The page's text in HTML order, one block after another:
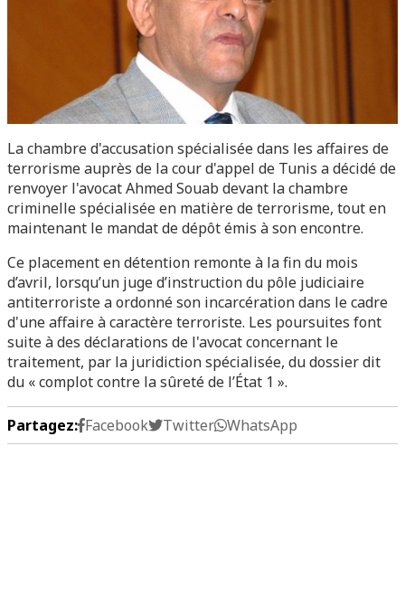
La chambre d'accusation spécialisée dans les affaires de
terrorisme auprès de la cour d'appel de Tunis a décidé de
renvoyer l'avocat Ahmed Souab devant la chambre
criminelle spécialisée en matière de terrorisme, tout en
maintenant le mandat de dépôt émis à son encontre.
Ce placement en détention remonte à la fin du mois
d’avril, lorsqu’un juge d’instruction du pôle judiciaire
antiterroriste a ordonné son incarcération dans le cadre
d'une affaire à caractère terroriste. Les poursuites font
suite à des déclarations de l'avocat concernant le
traitement, par la juridiction spécialisée, du dossier dit
du « complot contre la sûreté de l’État 1 ».
Partagez: Facebook Twitter WhatsApp